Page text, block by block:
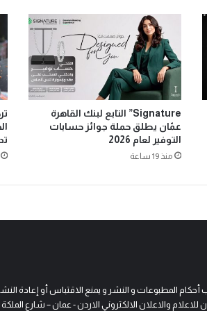
Signature” التابع لبنك القاهرة
عمّان يطلق حملة جوائز حسابات
التوفير لعام 2026
منذ 19 ساعة
المطبوعات و النشر و يمنع الاقتباس أو إعادة النشر
والاعلان الالكتروني الاردن - عمان – شارع الملكة